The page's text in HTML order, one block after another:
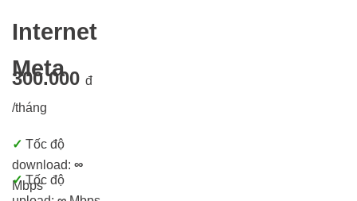
Internet
Meta
300.000 đ
/tháng
✓ Tốc độ
download: ∞
Mbps
✓Tốc độ